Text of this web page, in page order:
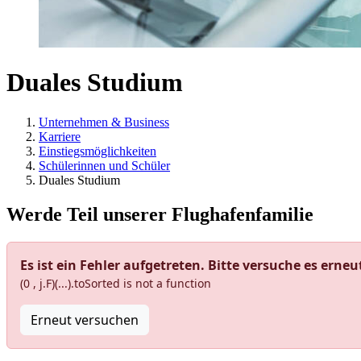
Duales Studium
Unternehmen & Business
Karriere
Einstiegsmöglichkeiten
Schülerinnen und Schüler
Duales Studium
Werde Teil unserer Flughafenfamilie
Es ist ein Fehler aufgetreten. Bitte versuche es
(0 , j.F)(...).toSorted is not a function
Erneut versuchen